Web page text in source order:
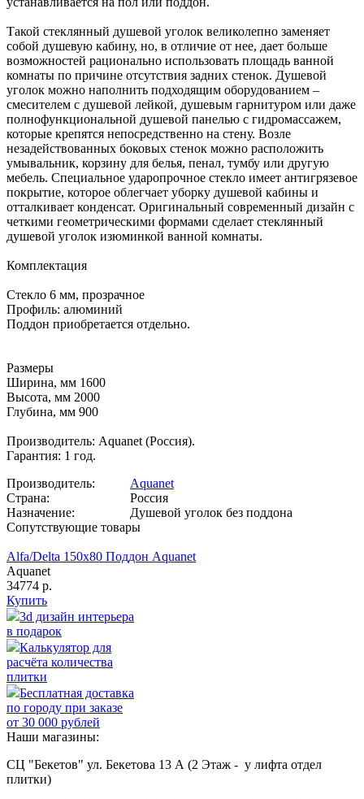
Такой стеклянный душевой уголок великолепно заменяет
собой душевую кабину, но, в отличие от нее, дает больше
возможностей рационально использовать площадь ванной
комнаты по причине отсутствия задних стенок. Душевой
уголок можно наполнить подходящим оборудованием –
смесителем с душевой лейкой, душевым гарнитуром или даже
полнофункциональной душевой панелью с гидромассажем,
которые крепятся непосредственно на стену. Возле
незадействованных боковых стенок можно расположить
умывальник, корзину для белья, пенал, тумбу или другую
мебель. Специальное ударопрочное стекло имеет антигрязевое
покрытие, которое облегчает уборку душевой кабины и
отталкивает конденсат. Оригинальный современный дизайн с
четкими геометрическими формами сделает стеклянный
душевой уголок изюминкой ванной комнаты.
Комплектация
Стекло 6 мм, прозрачное
Профиль: алюминий
Поддон приобретается отдельно.
Размеры
Ширина, мм 1600
Высота, мм 2000
Глубина, мм 900
Производитель: Aquanet (Россия).
Гарантия: 1 год.
Производитель:
Aquanet
Страна:
Россия
Назначение:
Душевой уголок без поддона
Сопутствующие товары
Alfa/Delta 150х80 Поддон Aquanet
Aquanet
34774 р.
Купить
3d дизайн интерьера
в подарок
Калькулятор для
расчёта количества
плитки
Бесплатная доставка
по городу при заказе
от 30 000 рублей
Наши магазины:
СЦ "Бекетов" ул. Бекетова 13 А (2 Этаж - у лифта отдел
плитки)